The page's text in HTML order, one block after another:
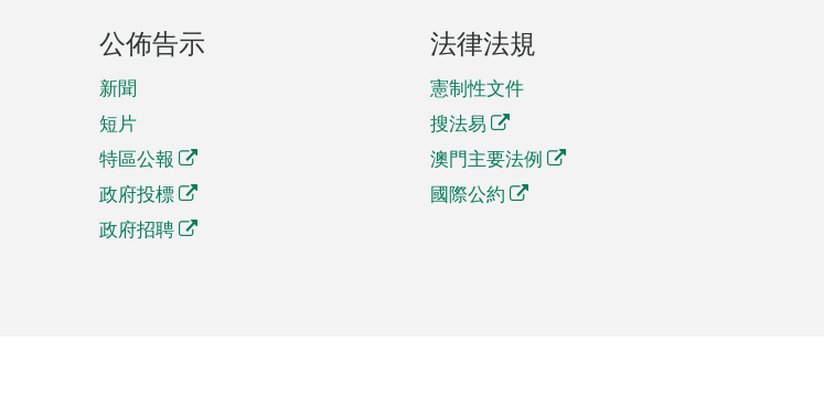
公佈告示
新聞
短片
特區公報
政府投標
政府招聘
法律法規
憲制性文件
搜法易
澳門主要法例
國際公約